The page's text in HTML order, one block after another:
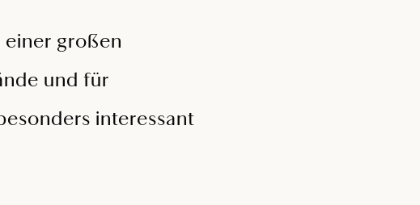
großen
und für
interessant